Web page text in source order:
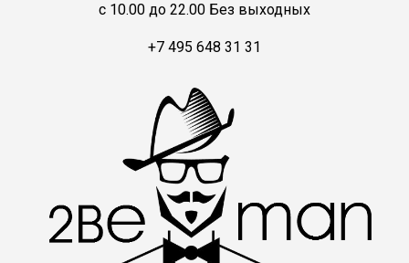
c 10.00 до 22.00 Без выходных
+7 495 648 31 31